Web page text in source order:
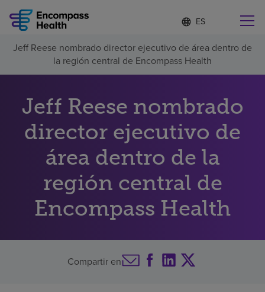
Lista
de
idiomas
contraída
d
o
m
a
e
c
c
i
o
n
a
o
Encuentre una localidad cerca de usted
Por qué debe elegirnos
Servicios de rehabilitación
Pacientes y cuidadores
Recursos de salud
Jeff Reese nombrado director ejecutivo de área dentro de
la región central de Encompass Health
Jeff Reese nombrado
director ejecutivo de
área dentro de la
región central de
Encompass Health
Compartir en